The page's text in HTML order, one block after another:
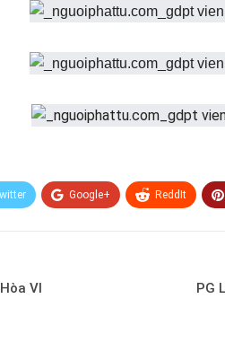
Google+ ReddIt
VI
PG